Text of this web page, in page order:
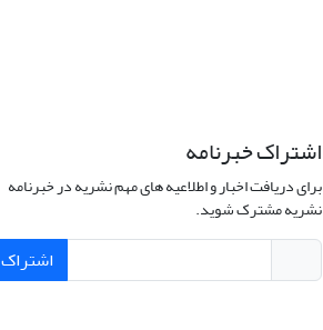
اشتراک خبرنامه
برای دریافت اخبار و اطلاعیه های مهم نشریه در خبرنامه
نشریه مشترک شوید.
اشتراک